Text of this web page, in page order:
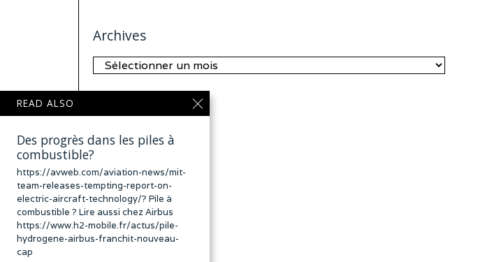
Archives
Archives
READ ALSO
Des progrès dans les piles à
combustible?
https://avweb.com/aviation-news/mit-
team-releases-tempting-report-on-
electric-aircraft-technology/? Pile à
combustible ? Lire aussi chez Airbus
https://www.h2-mobile.fr/actus/pile-
hydrogene-airbus-franchit-nouveau-
cap